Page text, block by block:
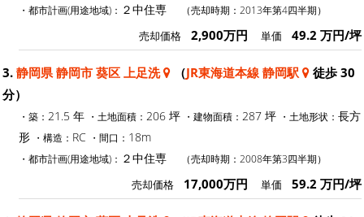
・都市計画(用途地域)： ２中住専 （売却時期：2013年第4四半期）
売却価格 2,900万円 単価 49.2 万円/坪
3. 静岡県 静岡市 葵区 上足洗 （JR東海道本線 静岡駅
徒歩 30
分）
・築： 21.5 年 ・土地面積： 206 坪 ・建物面積： 287 坪 ・土地形状： 長方
形 ・構造： RC ・間口： 18m
・都市計画(用途地域)： ２中住専 （売却時期：2008年第3四半期）
売却価格 17,000万円 単価 59.2 万円/坪